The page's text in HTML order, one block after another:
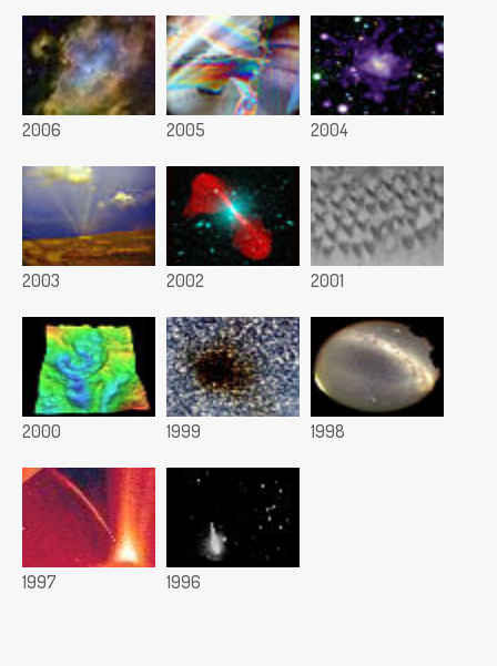
2006 2005 2004
2003 2002 2001
2000 1999 1998
1997 1996